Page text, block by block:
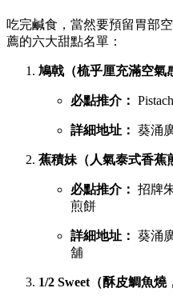
吃完鹹食，當然要預留胃部
薦的六大甜點名單：
鳩戟（梳乎厘充滿空氣
必點推介：
詳細地址： 葵涌
蕉積妹（人氣泰式香蕉
必點推介： 招牌
煎餅
詳細地址： 葵涌
舖
1/2 Sweet（酥皮鯛魚燒